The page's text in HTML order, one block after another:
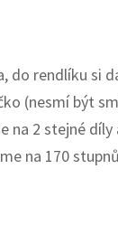
do rendlíku si
(nesmí být
na 2 stejné
na 170